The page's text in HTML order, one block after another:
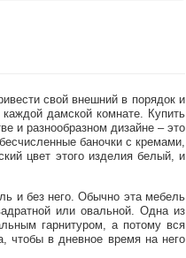
свой внешний в порядок и
дамской комнате. Купить
и разнообразном дизайне – это
баночки с кремами,
цвет этого изделия белый, и
и без него. Обычно эта мебель
или овальной. Одна из
гарнитуром, а потому вся
чтобы в дневное время на него